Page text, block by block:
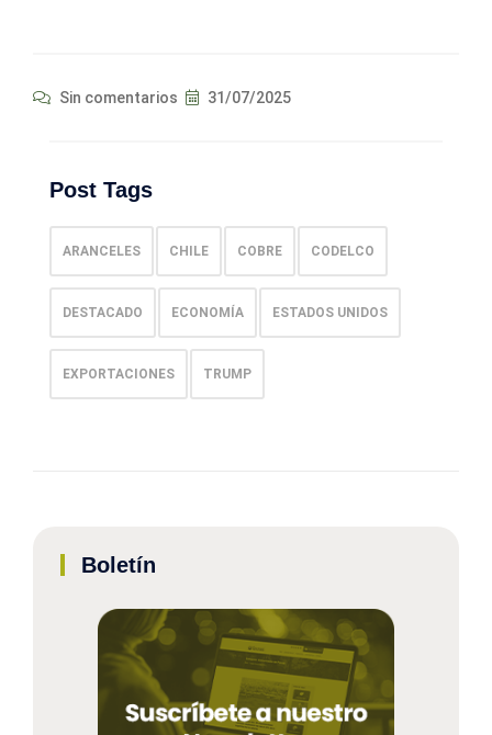
Sin comentarios 31/07/2025
Post Tags
ARANCELES CHILE COBRE CODELCO
DESTACADO ECONOMÍA ESTADOS UNIDOS
EXPORTACIONES TRUMP
Boletín